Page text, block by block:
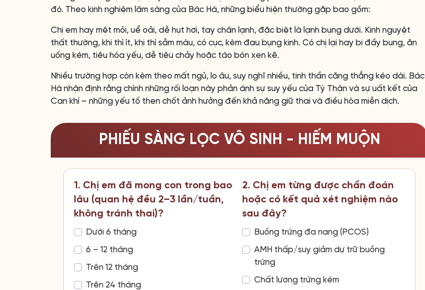
đó. Theo kinh nghiệm lâm sàng của Bác Hà, những biểu hiện thường gặp bao gồm:
Chị em hay mệt mỏi, uể oải, dễ hụt hơi, tay chân lạnh, đặc biệt là lạnh bụng dưới. Kinh nguyệt
thất thường, khi thì ít, khi thì sẫm màu, có cục, kèm đau bụng kinh. Có chị lại hay bị đầy bụng, ăn
uống kém, tiêu hóa yếu, dễ tiêu chảy hoặc táo bón xen kẽ.
Nhiều trường hợp còn kèm theo mất ngủ, lo âu, suy nghĩ nhiều, tinh thần căng thẳng kéo dài. Bác
Hà nhận định rằng chính những rối loạn này phản ánh sự suy yếu của Tỳ Thận và sự uất kết của
Can khí – những yếu tố then chốt ảnh hưởng đến khả năng giữ thai và điều hòa miễn dịch.
PHIẾU SÀNG LỌC VÔ SINH - HIẾM MUỘN
1. Chị em đã mong con trong bao
lâu (quan hệ đều 2–3 lần/tuần,
không tránh thai)?
Dưới 6 tháng
6 – 12 tháng
Trên 12 tháng
Trên 24 tháng
2. Chị em từng được chẩn đoán
hoặc có kết quả xét nghiệm nào
sau đây?
Buồng trứng đa nang (PCOS)
AMH thấp/suy giảm dự trữ buồng
trứng
Chất lượng trứng kém